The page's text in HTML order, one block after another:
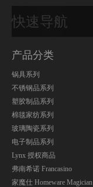
快速导航
产品分类
锅具系列
不锈钢品系列
塑胶制品系列
棉毯家纺系列
玻璃陶瓷系列
电子制品系列
Lynx 授权商品
弗南希诺 Francasino
家魔仕 Homeware Magician